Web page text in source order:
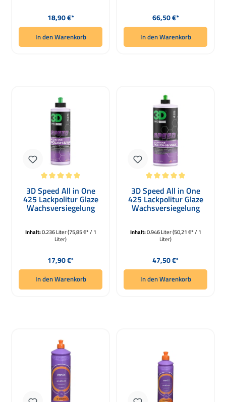
Regulärer Preis:
18,90 €*
In den Warenkorb
Regulärer Preis:
66,50 €*
In den Warenkorb
3D Speed All in One
425 Lackpolitur Glaze
Wachsversiegelung
Inhalt:0.236 Liter(75,85 €* / 1
Liter)
Regulärer Preis:
17,90 €*
In den Warenkorb
3D Speed All in One
425 Lackpolitur Glaze
Wachsversiegelung
Inhalt:0.946 Liter(50,21 €* / 1
Liter)
Regulärer Preis:
47,50 €*
In den Warenkorb